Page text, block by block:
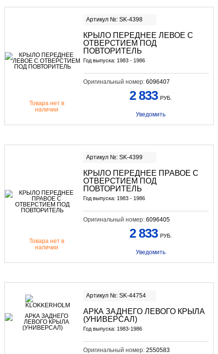
Артикул №: SK-4398
КРЫЛО ПЕРЕДНЕЕ ЛЕВОЕ С
ОТВЕРСТИЕМ ПОД
ПОВТОРИТЕЛЬ
Год выпуска: 1983 - 1986
Оригинальный номер: 6096407
Товара нет в
наличии
2 833 РУБ.
Уведомить
Артикул №: SK-4399
КРЫЛО ПЕРЕДНЕЕ ПРАВОЕ С
ОТВЕРСТИЕМ ПОД
ПОВТОРИТЕЛЬ
Год выпуска: 1983 - 1986
Оригинальный номер: 6096405
Товара нет в
наличии
2 833 РУБ.
Уведомить
Артикул №: SK-44754
АРКА ЗАДНЕГО ЛЕВОГО КРЫЛА
(УНИВЕРСАЛ)
Год выпуска: 1983-1986
Оригинальный номер: 2550583